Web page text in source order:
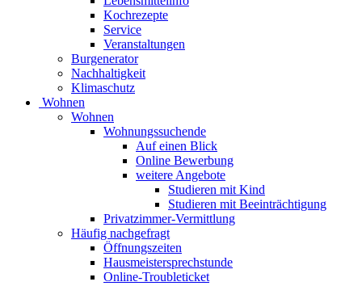
Kochrezepte
Service
Veranstaltungen
Burgenerator
Nachhaltigkeit
Klimaschutz
Wohnen
Wohnen
Wohnungssuchende
Auf einen Blick
Online Bewerbung
weitere Angebote
Studieren mit Kind
Studieren mit Beeinträchtigung
Privatzimmer-Vermittlung
Häufig nachgefragt
Öffnungszeiten
Hausmeistersprechstunde
Online-Troubleticket